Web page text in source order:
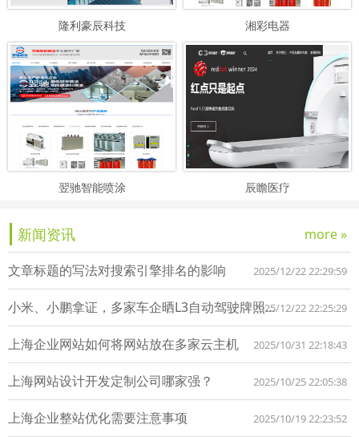
隆利豪辰科技 湘彩电器
翌驰智能喷涂 辰瞻医疗
新闻资讯 more »
文章标题的写法对搜索引擎排名的影响 2025/12/22 22:29:59
小米、小鹏拿证，多家车企晒L3自动驾驶牌照！司机离解放双手还有多远？
2025/12/22 22:25:29
上海企业网站如何将网站放在多家云主机 2025/10/31 22:18:43
上海网站设计开发定制公司哪家强？ 2025/10/25 22:05:38
上海企业整站优化需要注意事项 2025/10/19 22:23:52